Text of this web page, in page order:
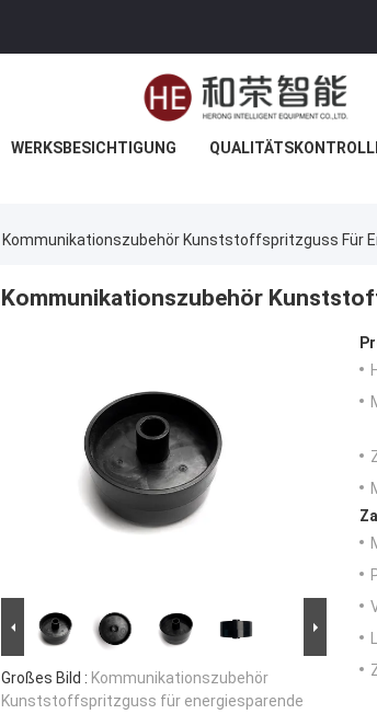
WERKSBESICHTIGUNG
Kommunikationszubehör Kunststoffspritzguss Für
Kommunikationszubehör
Großes Bild : Kommunikationszubehör
Kunststoffspritzguss für energiesparende